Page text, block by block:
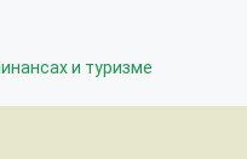
и туризме